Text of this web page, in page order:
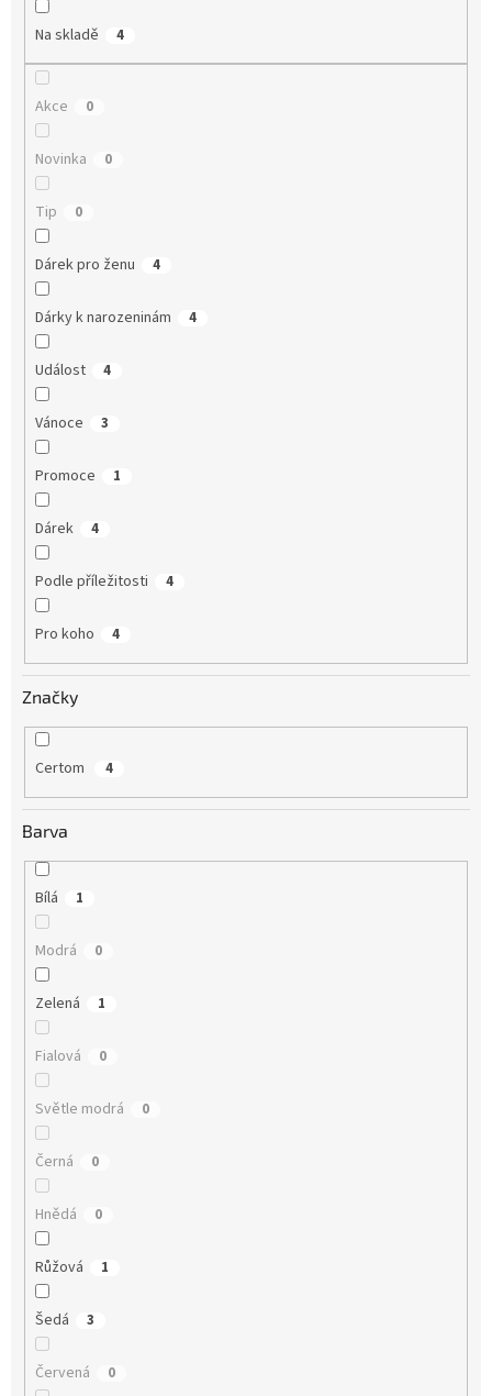
Na skladě 4
Akce 0
Novinka 0
Tip 0
Dárek pro ženu 4
Dárky k narozeninám 4
Událost 4
Vánoce 3
Promoce 1
Dárek 4
Podle příležitosti 4
Pro koho 4
Značky
Certom 4
Barva
Bílá 1
Modrá 0
Zelená 1
Fialová 0
Světle modrá 0
Černá 0
Hnědá 0
Růžová 1
Šedá 3
Červená 0